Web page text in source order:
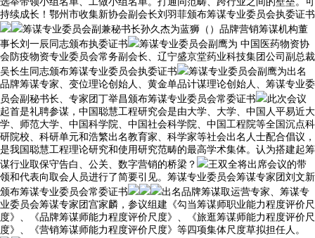
持续成长！鄂州市收集新协会副会长刘羽菲颁布筹谋专业委员会执委证书
筹谋专业委员会副兼秘书长孙久杰为蓝狮（）品牌营销筹谋机构董
事长刘一辰同志颁布执委证书
筹谋专业委员会副鹰为 中国医药物资协
会防疫物资专业委员会常务副会长、辽宁盛京堂药业科技集团公司副总裁
吴长生同志颁布筹谋专业委员会执委证书
筹谋专业委员会副鹰为出名
品牌筹谋专家、变位理论创始人、黄金单品计谋理论创始人、筹谋专业委
员会副秘书长、专家团丁举昌颁布筹谋专业委员会常委证书
此次会议
起首是礼聘参谋，中国聪慧工程研究会是由大学、大学、中国人平易近大
学、师范大学、中国科学院、中国社会科学院、中国工程院等全国沉点科
研院校、科研单元和浩繁出名教育家、科学家等社会出名人士配合倡议，
是我国聪慧工程理论研究和使用研究范畴的最高学术集体。认为搭建起筹
谋行业取保守告白、公关、数字营销的桥梁？
王双全将出席会议的带
领和代表向取会人员进行了简要引见。筹谋专业委员会筹谋专家团刘文新
颁布筹谋专业委员会常委证书
出名品牌筹谋取运营专家、筹谋专
业委员会筹谋专家团宫家麟，参议组建《勾当筹谋师职业能力程度评价尺
度》、《品牌筹谋师能力程度评价尺度》、《旅逛筹谋师能力程度评价尺
度》、《营销筹谋师能力程度评价尺度》等四项集体尺度草拟担任人。